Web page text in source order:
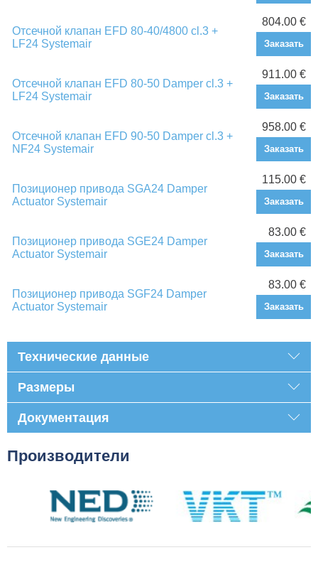
Отсечной клапан EFD 80-40/4800 cl.3 +
LF24 Systemair
804.00 €
Заказать
Отсечной клапан EFD 80-50 Damper cl.3 +
LF24 Systemair
911.00 €
Заказать
Отсечной клапан EFD 90-50 Damper cl.3 +
NF24 Systemair
958.00 €
Заказать
Позиционер привода SGA24 Damper
Actuator Systemair
115.00 €
Заказать
Позиционер привода SGE24 Damper
Actuator Systemair
83.00 €
Заказать
Позиционер привода SGF24 Damper
Actuator Systemair
83.00 €
Заказать
Технические данные
Размеры
Документация
Производители